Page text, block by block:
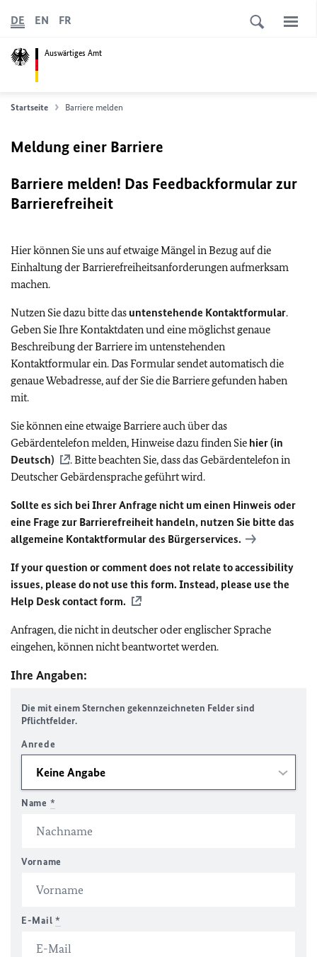
Auswärtiges Amt
DE EN FR
Startseite Barriere melden
Meldung einer Barriere
Barriere melden! Das Feedbackformular zur
Barrierefreiheit
Hier können Sie uns auf etwaige Mängel in Bezug auf die
Einhaltung der Barrierefreiheitsanforderungen aufmerksam
machen.
Nutzen Sie dazu bitte das untenstehende Kontaktformular.
Geben Sie Ihre Kontaktdaten und eine möglichst genaue
Beschreibung der Barriere im untenstehenden
Kontaktformular ein. Das Formular sendet automatisch die
genaue Webadresse, auf der Sie die Barriere gefunden haben
mit.
Sie können eine etwaige Barriere auch über das
Gebärdentelefon melden, Hinweise dazu finden Sie hier (in
Deutsch)
. Bitte beachten Sie, dass das Gebärdentelefon in
Deutscher Gebärdensprache geführt wird.
Sollte es sich bei Ihrer Anfrage nicht um einen Hinweis oder
eine Frage zur Barrierefreiheit handeln, nutzen Sie bitte das
allgemeine Kontaktformular des Bürgerservices.
If your question or comment does not relate to accessibility
issues, please do not use this form. Instead, please use the
Help Desk contact form.
Anfragen, die nicht in deutscher oder englischer Sprache
eingehen, können nicht beantwortet werden.
Ihre Angaben:
Die mit einem Sternchen gekennzeichneten Felder sind
Pflichtfelder.
Anrede
Name *
Vorname
E-Mail *